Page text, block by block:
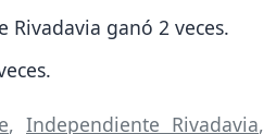
Rivadavia ganó 2 veces.
, Independiente Rivadavia,